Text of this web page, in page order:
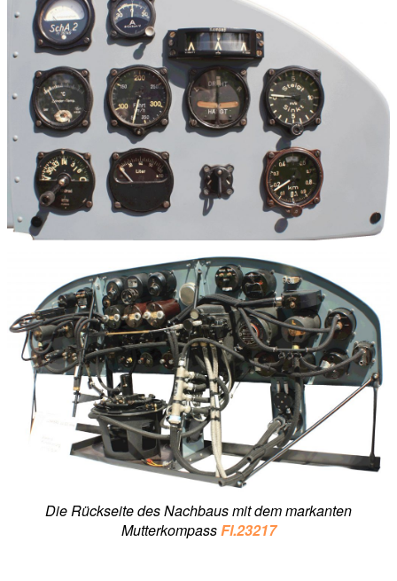
Die Rückseite des Nachbaus mit dem markanten
MutterkompassFl.23217